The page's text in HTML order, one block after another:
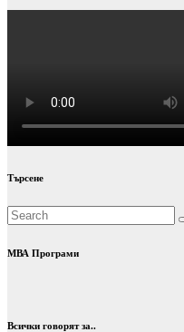
Търсене
МВА Програми
Всички говорят за..